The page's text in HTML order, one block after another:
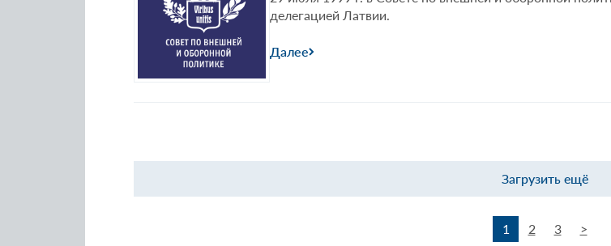
делегацией Латвии.
Далее
Загрузить ещё
1 2 3 >